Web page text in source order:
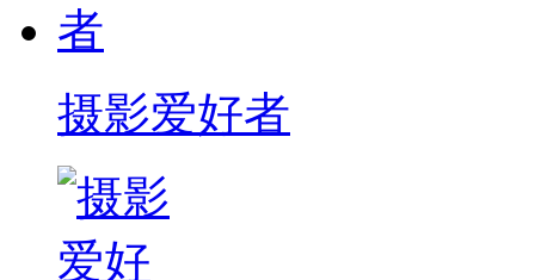
摄影爱好者